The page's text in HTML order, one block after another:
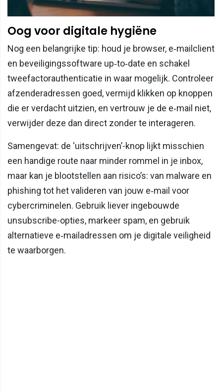
Oog voor digitale hygiëne
Nog een belangrijke tip: houd je browser, e‑mailclient
en beveiligingssoftware up‑to‑date en schakel
tweefactorauthenticatie in waar mogelijk. Controleer
afzenderadressen goed, vermijd klikken op knoppen
die er verdacht uitzien, en vertrouw je de e‑mail niet,
verwijder deze dan direct zonder te interageren.
Samengevat: de ‘uitschrijven’-knop lijkt misschien
een handige route naar minder rommel in je inbox,
maar kan je blootstellen aan risico’s: van malware en
phishing tot het valideren van jouw e‑mail voor
cybercriminelen. Gebruik liever ingebouwde
unsubscribe-opties, markeer spam, en gebruik
alternatieve e‑mailadressen om je digitale veiligheid
te waarborgen.